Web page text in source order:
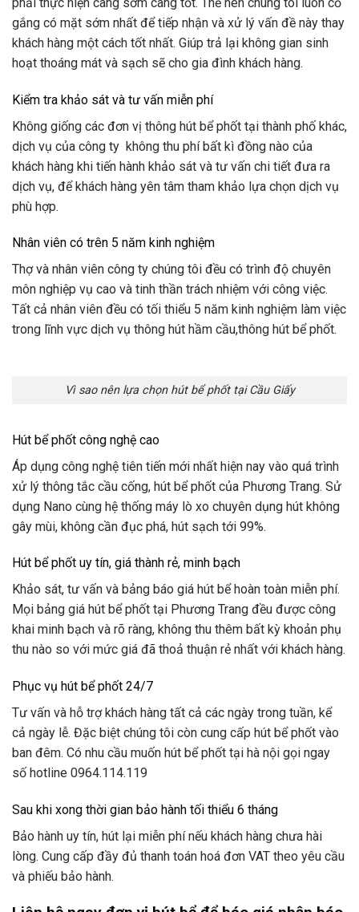
gắng có mặt sớm nhất để tiếp nhận và xử lý vấn đề này thay
khách hàng một cách tốt nhất. Giúp trả lại không gian sinh
hoạt thoáng mát và sạch sẽ cho gia đình khách hàng.
Kiểm tra khảo sát và tư vấn miễn phí
Không giống các đơn vị thông hút bể phốt tại thành phố khác,
dịch vụ của công ty không thu phí bất kì đồng nào của
khách hàng khi tiến hành khảo sát và tư vấn chi tiết đưa ra
dịch vụ, để khách hàng yên tâm tham khảo lựa chọn dịch vụ
phù hợp.
Nhân viên có trên 5 năm kinh nghiệm
Thợ và nhân viên công ty chúng tôi đều có trình độ chuyên
môn nghiệp vụ cao và tinh thần trách nhiệm với công việc.
Tất cả nhân viên đều có tối thiểu 5 năm kinh nghiệm làm việc
trong lĩnh vực dịch vụ thông hút hầm cầu,thông hút bể phốt.
Vì sao nên lựa chọn hút bể phốt tại Cầu Giấy
Hút bể phốt công nghệ cao
Áp dụng công nghệ tiên tiến mới nhất hiện nay vào quá trình
xử lý thông tắc cầu cống, hút bể phốt của Phương Trang. Sử
dụng Nano cùng hệ thống máy lò xo chuyên dụng hút không
gây mùi, không cần đục phá, hút sạch tới 99%.
Hút bể phốt uy tín, giá thành rẻ, minh bạch
Khảo sát, tư vấn và bảng báo giá hút bể hoàn toàn miễn phí.
Mọi bảng giá hút bể phốt tại Phương Trang đều được công
khai minh bạch và rõ ràng, không thu thêm bất kỳ khoản phụ
thu nào so với mức giá đã thoả thuận rẻ nhất với khách hàng.
Phục vụ hút bể phốt 24/7
Tư vấn và hỗ trợ khách hàng tất cả các ngày trong tuần, kể
cả ngày lễ. Đặc biệt chúng tôi còn cung cấp hút bể phốt vào
ban đêm. Có nhu cầu muốn hút bể phốt tại hà nội gọi ngay
số hotline 0964.114.119
Sau khi xong thời gian bảo hành tối thiểu 6 tháng
Bảo hành uy tín, hút lại miễn phí nếu khách hàng chưa hài
lòng. Cung cấp đầy đủ thanh toán hoá đơn VAT theo yêu cầu
và phiếu bảo hành.